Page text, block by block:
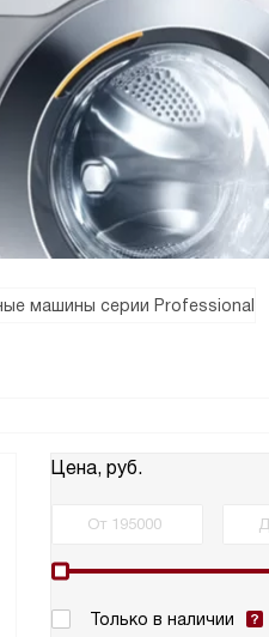
машины серии Professional
Цена, руб.
Только в наличии